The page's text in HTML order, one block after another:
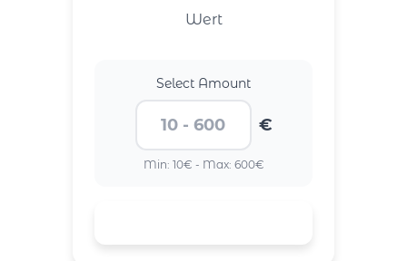
Wert
Select Amount
€
Min: 10€ - Max: 600€